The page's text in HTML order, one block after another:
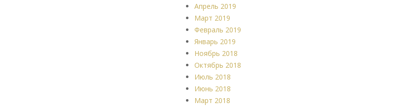
Апрель 2019
Март 2019
Февраль 2019
Январь 2019
Ноябрь 2018
Октябрь 2018
Июль 2018
Июнь 2018
Март 2018